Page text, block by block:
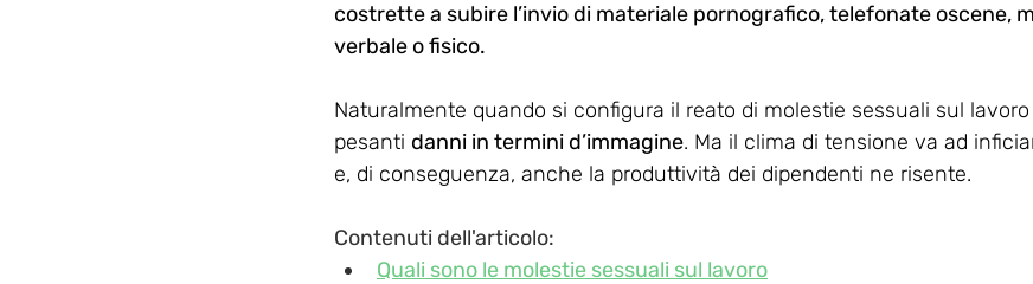
costrette a subire l’invio di materiale pornografico, telefonate oscene,
verbale o fisico.
Naturalmente quando si configura il reato di molestie sessuali sul lavoro
pesanti danni in termini d’immagine. Ma il clima di tensione va ad
e, di conseguenza, anche la produttività dei dipendenti ne risente.
Contenuti dell'articolo:
Quali sono le molestie sessuali sul lavoro